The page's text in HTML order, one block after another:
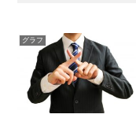
グラフ